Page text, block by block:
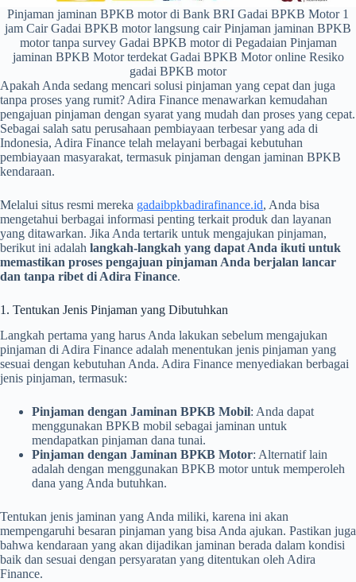
Pinjaman jaminan BPKB motor di Bank BRI Gadai BPKB Motor 1
jam Cair Gadai BPKB motor langsung cair Pinjaman jaminan BPKB
motor tanpa survey Gadai BPKB motor di Pegadaian Pinjaman
jaminan BPKB Motor terdekat Gadai BPKB Motor online Resiko
gadai BPKB motor
Apakah Anda sedang mencari solusi pinjaman yang cepat dan juga
tanpa proses yang rumit? Adira Finance menawarkan kemudahan
pengajuan pinjaman dengan syarat yang mudah dan proses yang cepat.
Sebagai salah satu perusahaan pembiayaan terbesar yang ada di
Indonesia, Adira Finance telah melayani berbagai kebutuhan
pembiayaan masyarakat, termasuk pinjaman dengan jaminan BPKB
kendaraan.
Melalui situs resmi mereka gadaibpkbadirafinance.id, Anda bisa
mengetahui berbagai informasi penting terkait produk dan layanan
yang ditawarkan. Jika Anda tertarik untuk mengajukan pinjaman,
berikut ini adalah langkah-langkah yang dapat Anda ikuti untuk
memastikan proses pengajuan pinjaman Anda berjalan lancar
dan tanpa ribet di Adira Finance.
1. Tentukan Jenis Pinjaman yang Dibutuhkan
Langkah pertama yang harus Anda lakukan sebelum mengajukan
pinjaman di Adira Finance adalah menentukan jenis pinjaman yang
sesuai dengan kebutuhan Anda. Adira Finance menyediakan berbagai
jenis pinjaman, termasuk:
Pinjaman dengan Jaminan BPKB Mobil: Anda dapat
menggunakan BPKB mobil sebagai jaminan untuk
mendapatkan pinjaman dana tunai.
Pinjaman dengan Jaminan BPKB Motor: Alternatif lain
adalah dengan menggunakan BPKB motor untuk memperoleh
dana yang Anda butuhkan.
Tentukan jenis jaminan yang Anda miliki, karena ini akan
mempengaruhi besaran pinjaman yang bisa Anda ajukan. Pastikan juga
bahwa kendaraan yang akan dijadikan jaminan berada dalam kondisi
baik dan sesuai dengan persyaratan yang ditentukan oleh Adira
Finance.